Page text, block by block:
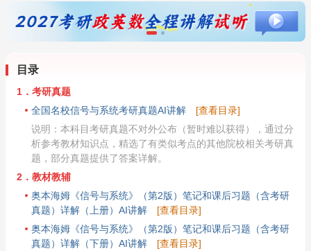
目录
1．考研真题
全国名校信号与系统考研真题AI讲解
[查看目录]
说明：本科目考研真题不对外公布（暂时难以获得），通过分
析参考教材知识点，精选了有类似考点的其他院校相关考研真
题，部分真题提供了答案详解。
2．教材教辅
奥本海姆《信号与系统》（第2版）笔记和课后习题（含考研
真题）详解（上册）AI讲解
[查看目录]
奥本海姆《信号与系统》（第2版）笔记和课后习题（含考研
真题）详解（下册）AI讲解
[查看目录]